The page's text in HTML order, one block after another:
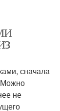
сначала
Можно
не